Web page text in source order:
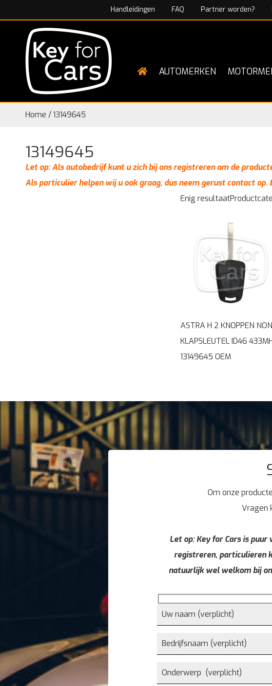
Handleidingen FAQ Partner worden?
AUTOMERKEN
Home /13149645
13149645
Let op: Als autobedrijf kunt u zich bij ons registreren om de
Als particulier helpen wij u ook graag, dus neem gerust contact op.
Enig resultaat
ASTRA H 2 KNOPPEN
KLAPSLEUTEL ID46
13149645 OEM
Om onze
Vragen
Let op: Key for Cars is
registreren, particulieren
natuurlijk wel welkom bij